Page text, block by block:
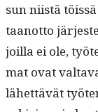
sun niistä
taan­ot­to
joil­la ei ole,
mat ovat
lähet­tävät